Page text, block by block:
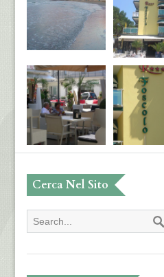
Cerca Nel Sito